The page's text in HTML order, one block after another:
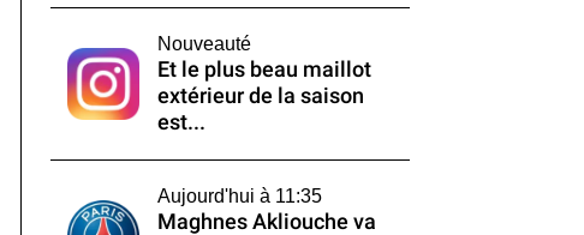
Nouveauté
Et le plus beau maillot
extérieur de la saison
est...
Aujourd'hui à 11:35
Maghnes Akliouche va